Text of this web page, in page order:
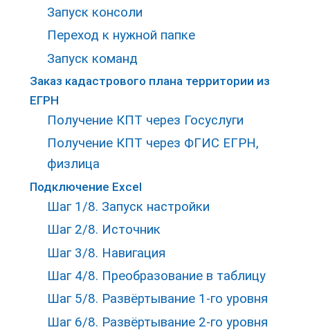
Запуск консоли
Переход к нужной папке
Запуск команд
Заказ кадастрового плана территории из
ЕГРН
Получение КПТ через Госуслуги
Получение КПТ через ФГИС ЕГРН,
физлица
Подключение Excel
Шаг 1/8. Запуск настройки
Шаг 2/8. Источник
Шаг 3/8. Навигация
Шаг 4/8. Преобразование в таблицу
Шаг 5/8. Развёртывание 1-го уровня
Шаг 6/8. Развёртывание 2-го уровня